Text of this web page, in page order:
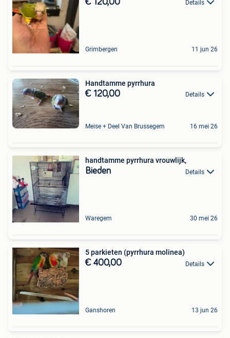
€ 120,00 Details
Grimbergen 11 jun 26
Handtamme pyrrhura
€ 120,00 Details
Meise + Deel Van Brussegem 16 mei 26
handtamme pyrrhura vrouwlijk,
Bieden Details
Waregem 30 mei 26
5 parkieten (pyrrhura molinea)
€ 400,00 Details
Ganshoren 13 jun 26